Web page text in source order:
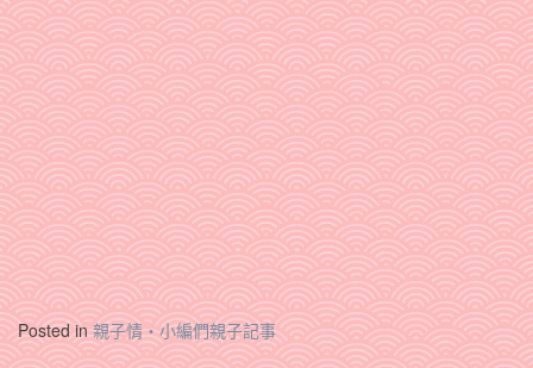
Posted in親子情‧小編們親子記事